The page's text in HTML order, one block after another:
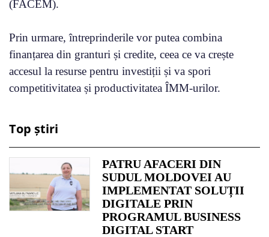
(FACEM).
Prin urmare, întreprinderile vor putea combina
finanțarea din granturi și credite, ceea ce va crește
accesul la resurse pentru investiții și va spori
competitivitatea și productivitatea ÎMM-urilor.
Top știri
PATRU AFACERI DIN
SUDUL MOLDOVEI AU
IMPLEMENTAT SOLUȚII
DIGITALE PRIN
PROGRAMUL BUSINESS
DIGITAL START